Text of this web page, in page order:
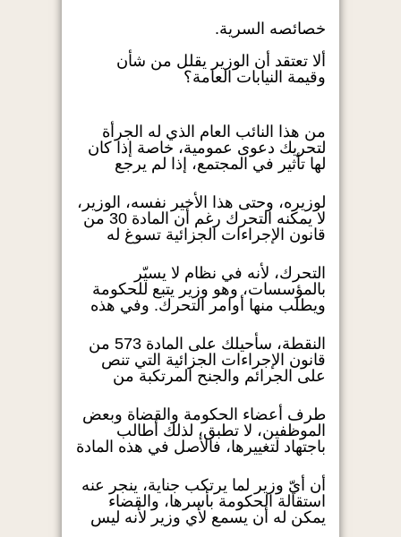
خصائصه السرية.
ألا تعتقد أن الوزير يقلل من شأن
وقيمة النيابات العامة؟
من هذا النائب العام الذي له الجرأة
لتحريك دعوى عمومية، خاصة إذا كان
لها تأثير في المجتمع، إذا لم يرجع
لوزيره، وحتى هذا الأخير نفسه، الوزير،
لا يمكنه التحرك رغم أن المادة 30 من
قانون الإجراءات الجزائية تسوغ له
التحرك، لأنه في نظام لا يسيّر
بالمؤسسات، وهو وزير يتبع للحكومة
ويطلب منها أوامر التحرك. وفي هذه
النقطة، سأحيلك على المادة 573 من
قانون الإجراءات الجزائية التي تنص
على الجرائم والجنح المرتكبة من
طرف أعضاء الحكومة والقضاة وبعض
الموظفين، لا تطبق، لذلك أطالب
باجتهاد لتغييرها، فالأصل في هذه المادة
أن أيّ وزير لما يرتكب جناية، ينجر عنه
استقالة الحكومة بأسرها، والقضاء
يمكن له أن يسمع لأي وزير لأنه ليس